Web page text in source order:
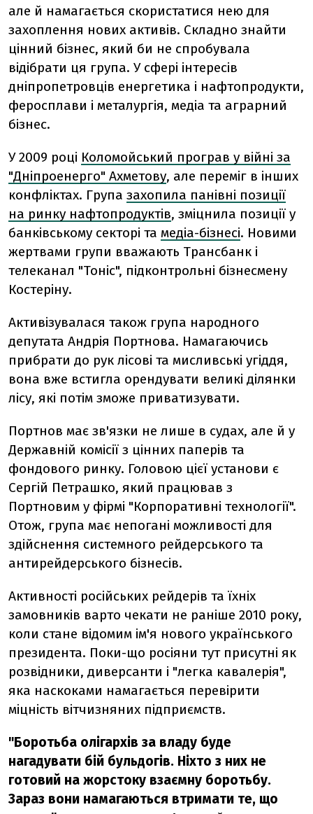
але й намагається скористатися нею для
захоплення нових активів. Складно знайти
цінний бізнес, який би не спробувала
відібрати ця група. У сфері інтересів
дніпропетровців енергетика і нафтопродукти,
феросплави і металургія, медіа та аграрний
бізнес.
У 2009 році Коломойський програв у війні за
"Дніпроенерго" Ахметову, але переміг в інших
конфліктах. Група захопила панівні позиції
на ринку нафтопродуктів, зміцнила позиції у
банківському секторі та медіа-бізнесі. Новими
жертвами групи вважають Трансбанк і
телеканал "Тоніс", підконтрольні бізнесмену
Костеріну.
Активізувалася також група народного
депутата Андрія Портнова. Намагаючись
прибрати до рук лісові та мисливські угіддя,
вона вже встигла орендувати великі ділянки
лісу, які потім зможе приватизувати.
Портнов має зв'язки не лише в судах, але й у
Державній комісії з цінних паперів та
фондового ринку. Головою цієї установи є
Сергій Петрашко, який працював з
Портновим у фірмі "Корпоративні технології".
Отож, група має непогані можливості для
здійснення системного рейдерського та
антирейдерського бізнесів.
Активності російських рейдерів та їхніх
замовників варто чекати не раніше 2010 року,
коли стане відомим ім'я нового українського
президента. Поки-що росіяни тут присутні як
розвідники, диверсанти і "легка кавалерія",
яка наскоками намагається перевірити
міцність вітчизняних підприємств.
"Боротьба олігархів за владу буде
нагадувати бій бульдогів. Ніхто з них не
готовий на жорстоку взаємну боротьбу.
Зараз вони намагаються втримати те, що